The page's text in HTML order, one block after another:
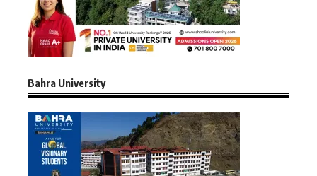
Bahra University